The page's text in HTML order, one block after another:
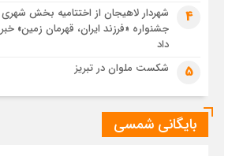
تصاویری از تراکم جمعیت حاضر در میدان
ثورهالعشرین نجف اشرف4
شهردار لاهیجان از اختتامیه بخش شهری
جشنواره «فرزند ایران، قهرمان زمین» خبر
داد
5 شکست ملوان در تبریز
بایگانی شمسی